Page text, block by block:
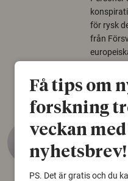
för rysk
från
äldsta
Få tips om
forskning
veckan
nyhetsbrev!
PS. Det är gratis och du